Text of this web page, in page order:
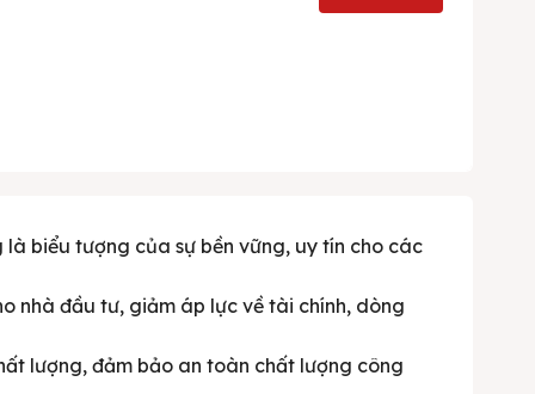
biểu tượng của sự bền vững, uy tín cho các
nhà đầu tư, giảm áp lực về tài chính, dòng
lượng, đảm bảo an toàn chất lượng công